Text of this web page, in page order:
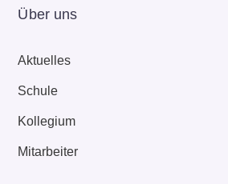
Über uns
Aktuelles
Schule
Kollegium
Mitarbeiter